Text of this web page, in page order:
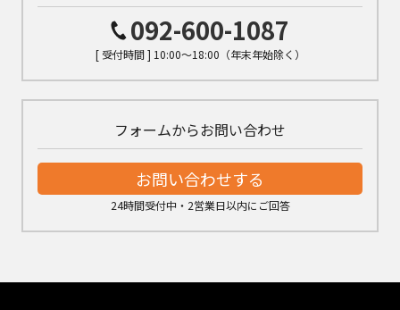
092-600-1087
[ 受付時間 ] 10:00～18:00（年末年始除く）
フォームからお問い合わせ
お問い合わせする
24時間受付中・2営業日以内にご回答